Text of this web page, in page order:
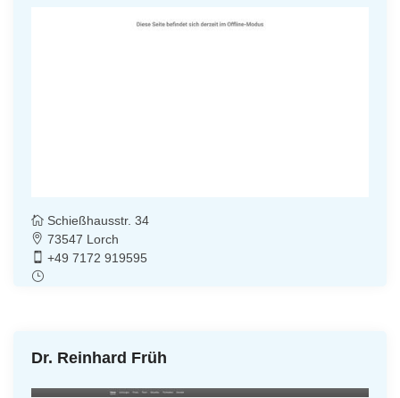
Schießhausstr. 34
73547 Lorch
+49 7172 919595
Dr. Reinhard Früh